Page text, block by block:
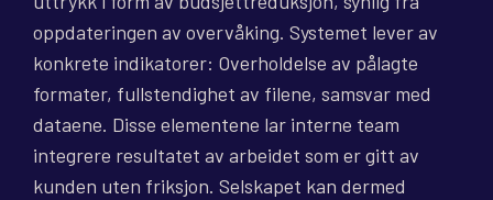
oppdateringen av overvåking. Systemet lever av
konkrete indikatorer: Overholdelse av pålagte
formater, fullstendighet av filene, samsvar med
dataene. Disse elementene lar interne team
integrere resultatet av arbeidet som er gitt av
kunden uten friksjon. Selskapet kan dermed